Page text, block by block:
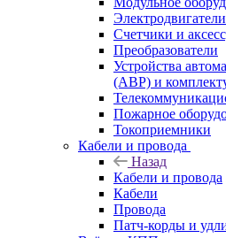
Электродвигатели
Счетчики и
Преобразователи
Устройства
(АВР) и
Пожарное
Токоприемники
Кабели и провода
Назад
Кабели и провода
Кабели
Провода
Патч-корды и